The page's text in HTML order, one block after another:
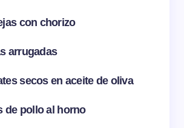
con chorizo
arrugadas
secos en aceite de oliva
de pollo al horno